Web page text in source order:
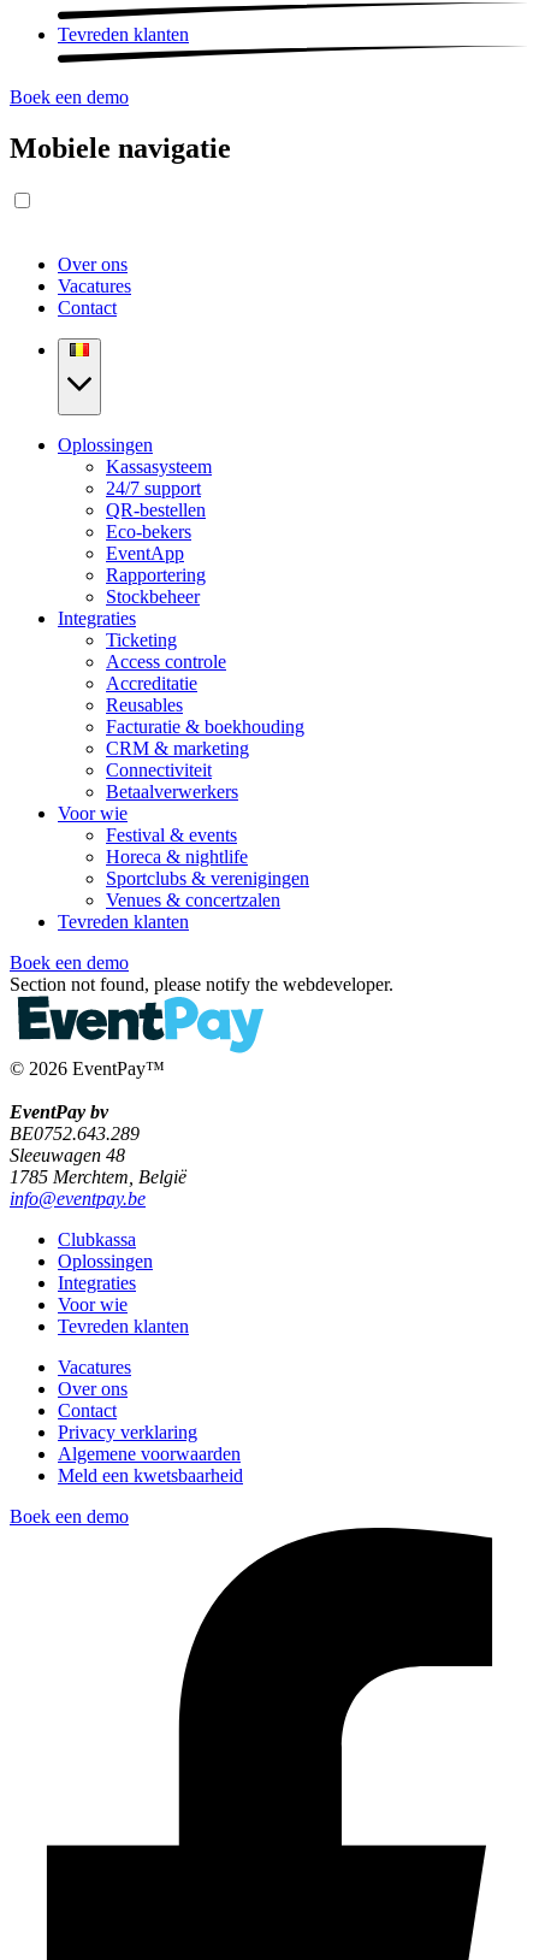
Tevreden klanten
Boek een demo
Mobiele navigatie
Over ons
Vacatures
Contact
Oplossingen
Kassasysteem
24/7 support
QR-bestellen
Eco-bekers
EventApp
Rapportering
Stockbeheer
Integraties
Ticketing
Access controle
Accreditatie
Reusables
Facturatie & boekhouding
CRM & marketing
Connectiviteit
Betaalverwerkers
Voor wie
Festival & events
Horeca & nightlife
Sportclubs & verenigingen
Venues & concertzalen
Tevreden klanten
Boek een demo
Section not found, please notify the webdeveloper.
© 2026 EventPay™
EventPay bv
BE0752.643.289
Sleeuwagen 48
1785 Merchtem, België
info@eventpay.be
Clubkassa
Oplossingen
Integraties
Voor wie
Tevreden klanten
Vacatures
Over ons
Contact
Privacy verklaring
Algemene voorwaarden
Meld een kwetsbaarheid
Boek een demo